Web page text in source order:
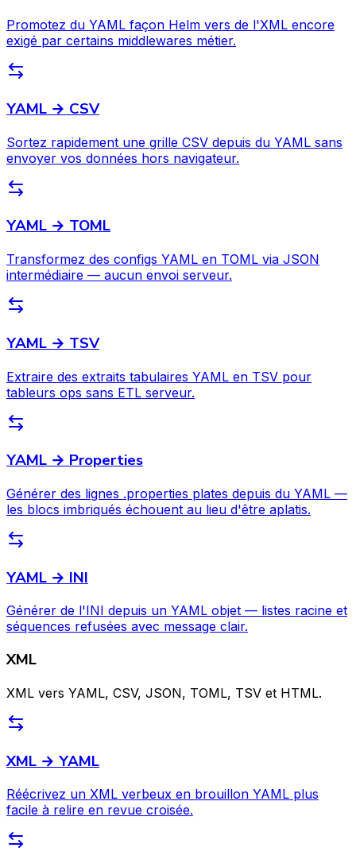
Promotez du YAML façon Helm vers de l'XML encore
exigé par certains middlewares métier.
YAML → CSV
Sortez rapidement une grille CSV depuis du YAML sans
envoyer vos données hors navigateur.
YAML → TOML
Transformez des configs YAML en TOML via JSON
intermédiaire — aucun envoi serveur.
YAML → TSV
Extraire des extraits tabulaires YAML en TSV pour
tableurs ops sans ETL serveur.
YAML → Properties
Générer des lignes .properties plates depuis du YAML —
les blocs imbriqués échouent au lieu d'être aplatis.
YAML → INI
Générer de l'INI depuis un YAML objet — listes racine et
séquences refusées avec message clair.
XML
XML vers YAML, CSV, JSON, TOML, TSV et HTML.
XML → YAML
Réécrivez un XML verbeux en brouillon YAML plus
facile à relire en revue croisée.